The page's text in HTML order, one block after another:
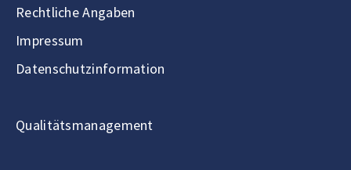
Rechtliche Angaben
Impressum
Datenschutzinformation
Qualitätsmanagement